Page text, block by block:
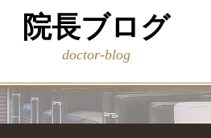
院長ブログ
doctor-blog